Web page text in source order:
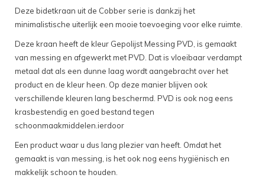
Deze bidetkraan uit de Cobber serie is dankzij het
minimalistische uiterlijk een mooie toevoeging voor elke ruimte.
Deze kraan heeft de kleur Gepolijst Messing PVD, is gemaakt
van messing en afgewerkt met PVD. Dat is vloeibaar verdampt
metaal dat als een dunne laag wordt aangebracht over het
product en de kleur heen. Op deze manier blijven ook
verschillende kleuren lang beschermd. PVD is ook nog eens
krasbestendig en goed bestand tegen
schoonmaakmiddelen.ierdoor
Een product waar u dus lang plezier van heeft. Omdat het
gemaakt is van messing, is het ook nog eens hygiënisch en
makkelijk schoon te houden.